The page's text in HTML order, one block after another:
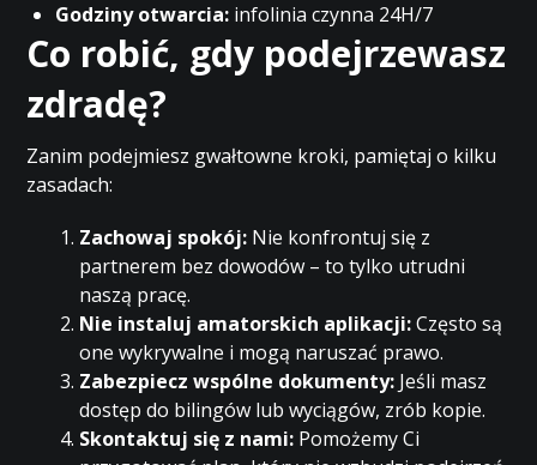
Godziny otwarcia: infolinia czynna 24H/7
Co robić, gdy podejrzewasz
zdradę?
Zanim podejmiesz gwałtowne kroki, pamiętaj o kilku
zasadach:
Zachowaj spokój: Nie konfrontuj się z
partnerem bez dowodów – to tylko utrudni
naszą pracę.
Nie instaluj amatorskich aplikacji:Często są
one wykrywalne i mogą naruszać prawo.
Zabezpiecz wspólne dokumenty: Jeśli masz
dostęp do bilingów lub wyciągów, zrób kopie.
Skontaktuj się z nami: Pomożemy Ci